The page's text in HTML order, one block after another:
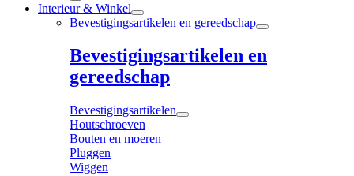
Interieur & Winkel
Bevestigingsartikelen en gereedschap
Bevestigingsartikelen en
gereedschap
Bevestigingsartikelen
Houtschroeven
Bouten en moeren
Pluggen
Wiggen